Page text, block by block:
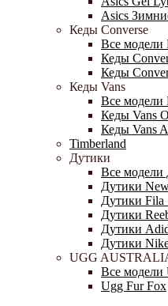
Asics
Кеды Converse
Все модели
Кеды
Кеды
Кеды Vans
Все модели
Кеды Vans
Кеды Vans
Timberland
Дутики
Все модели
Дутики
Дутики
Дутики
Дутики
Дутики
UGG
Все
Ugg Fur Fox